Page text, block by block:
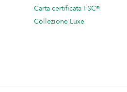
Carta certificata FSC®
Collezione Luxe